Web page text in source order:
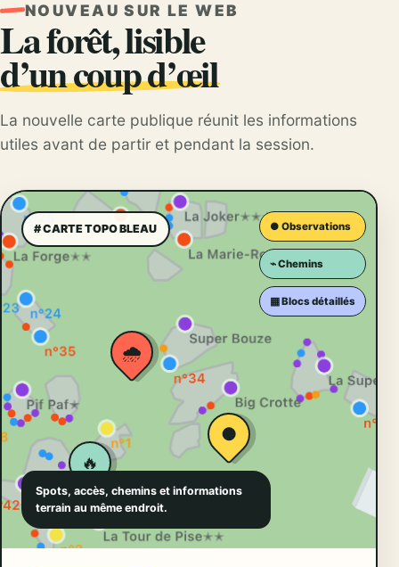
NOUVEAU SUR LE WEB
La forêt, lisible
d’un coup d’œil
La nouvelle carte publique réunit les informations
utiles avant de partir et pendant la session.
# CARTE TOPO BLEAU ● Observations
⌁ Chemins
▦ Blocs détaillés
🌧️
●
🔥
Spots, accès, chemins et informations
terrain au même endroit.